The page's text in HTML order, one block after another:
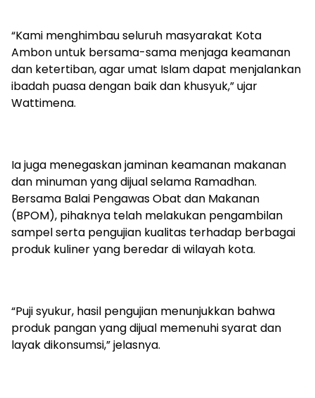
“Kami menghimbau seluruh masyarakat Kota
Ambon untuk bersama-sama menjaga keamanan
dan ketertiban, agar umat Islam dapat menjalankan
ibadah puasa dengan baik dan khusyuk,” ujar
Wattimena.
Ia juga menegaskan jaminan keamanan makanan
dan minuman yang dijual selama Ramadhan.
Bersama Balai Pengawas Obat dan Makanan
(BPOM), pihaknya telah melakukan pengambilan
sampel serta pengujian kualitas terhadap berbagai
produk kuliner yang beredar di wilayah kota.
“Puji syukur, hasil pengujian menunjukkan bahwa
produk pangan yang dijual memenuhi syarat dan
layak dikonsumsi,” jelasnya.